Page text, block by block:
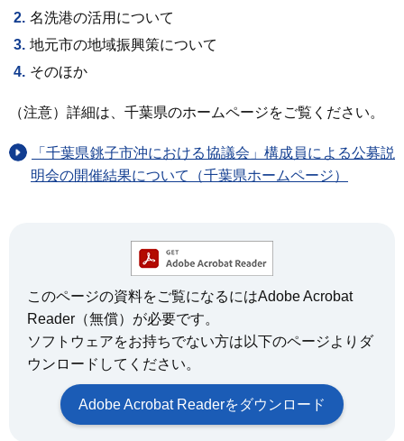
名洗港の活用について
地元市の地域振興策について
そのほか
（注意）詳細は、千葉県のホームページをご覧ください。
「千葉県銚子市沖における協議会」構成員による公募説
明会の開催結果について（千葉県ホームページ）
このページの資料をご覧になるにはAdobe Acrobat
Reader（無償）が必要です。
ソフトウェアをお持ちでない方は以下のページよりダ
ウンロードしてください。
Adobe Acrobat Readerをダウンロード